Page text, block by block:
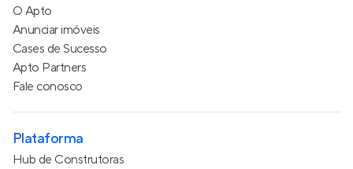
O Apto
Anunciar imóveis
Cases de Sucesso
Apto Partners
Fale conosco
Plataforma
Hub de Construtoras